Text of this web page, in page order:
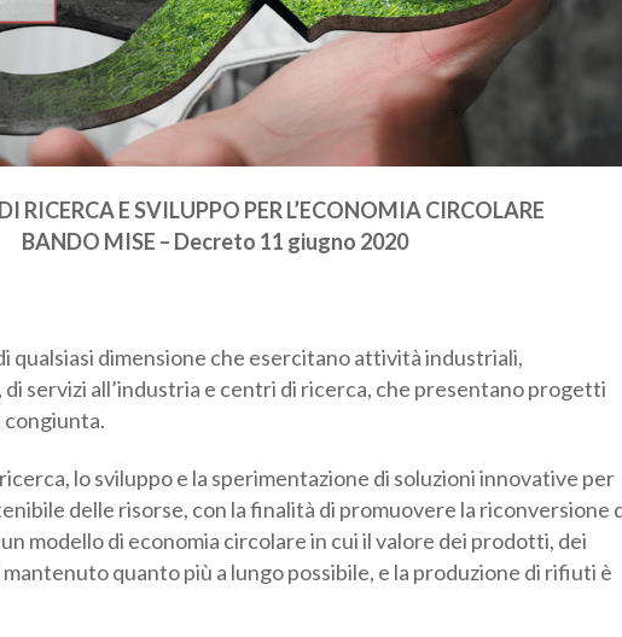
RICERCA E SVILUPPO PER L’ECONOMIA CIRCOLARE
BANDO MISE – Decreto 11 giugno 2020
qualsiasi dimensione che esercitano attività industriali,
servizi all’industria e centri di ricerca, che presentano progetti
lo sviluppo e la sperimentazione di soluzioni innovative per
delle risorse, con la finalità di promuovere la riconversione
un modello di economia circolare in cui il valore dei prodotti, dei
quanto più a lungo possibile, e la produzione di rifiuti è
*
il trattamento dei miei dati personali *
D.Lgs. 196/2003 e del Regolamento (UE) 2016/679 GDPR